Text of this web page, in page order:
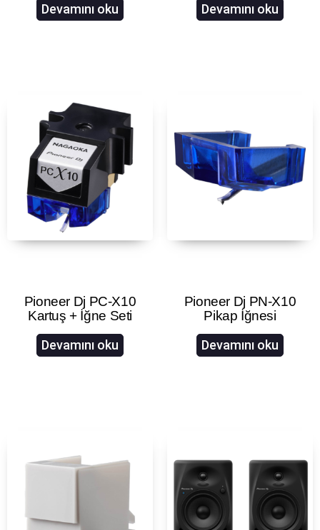
Devamını oku
Devamını oku
Pioneer Dj PC-X10
Kartuş + İğne Seti
Devamını oku
Pioneer Dj PN-X10
Pikap İğnesi
Devamını oku